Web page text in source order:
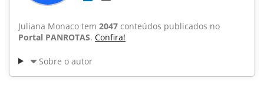
Juliana Monaco tem 2047 conteúdos publicados no
Portal PANROTAS. Confira!
Sobre o autor